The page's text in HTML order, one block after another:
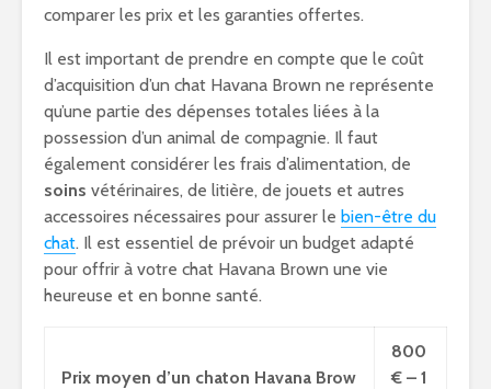
comparer les prix et les garanties offertes.
Il est important de prendre en compte que le coût
d’acquisition d’un chat Havana Brown ne représente
qu’une partie des dépenses totales liées à la
possession d’un animal de compagnie. Il faut
également considérer les frais d’alimentation, de
soins vétérinaires, de litière, de jouets et autres
accessoires nécessaires pour assurer le bien-être du
chat. Il est essentiel de prévoir un budget adapté
pour offrir à votre chat Havana Brown une vie
heureuse et en bonne santé.
Prix moyen d’un chaton Havana Brow
800
€ – 1